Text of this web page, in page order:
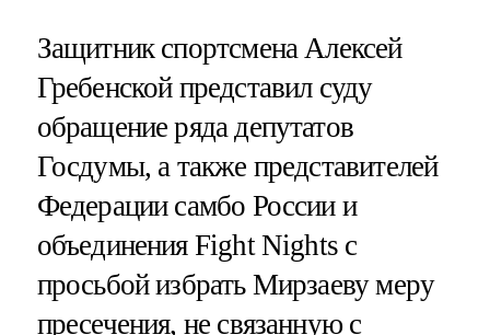
Защитник спортсмена Алексей
Гребенской представил суду
обращение ряда депутатов
Госдумы, а также представителей
Федерации самбо России и
объединения Fight Nights с
просьбой избрать Мирзаеву меру
пресечения, не связанную с